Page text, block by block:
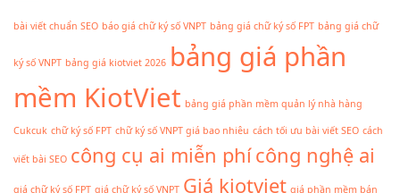
bài viết chuẩn SEO báo giá chữ ký số VNPT bảng giá chữ ký số FPT bảng giá chữ
ký số VNPT bảng giá kiotviet 2026 bảng giá phần
mềm KiotViet bảng giá phần mềm quản lý nhà hàng
Cukcuk chữ ký số FPT chữ ký số VNPT giá bao nhiêu cách tối ưu bài viết SEO cách
viết bài SEO công cụ ai miễn phícông nghệ ai
giá chữ ký số FPT giá chữ ký số VNPT Giá kiotviet giá phần mềm bán